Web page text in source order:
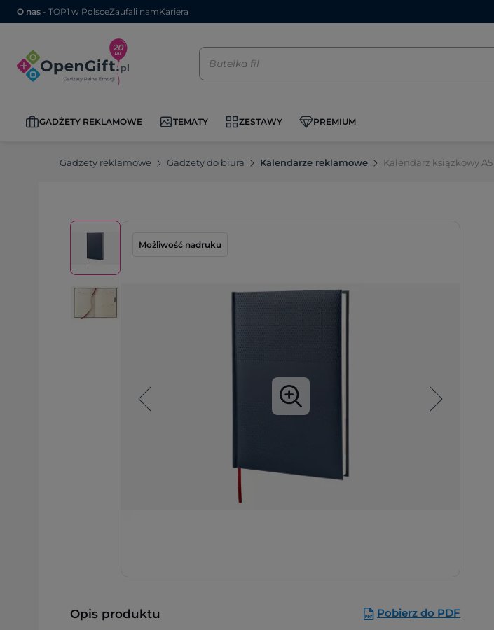
O nas - TOP1 w PolsceZaufali namKariera
GADŻETY REKLAMOWE TEMATY ZESTAWY PREMIUM
Gadżety reklamowe Gadżety do biura Kalendarze reklamowe Kalendarz książkowy
Możliwość nadruku
Opis produktu Pobierz do PDF